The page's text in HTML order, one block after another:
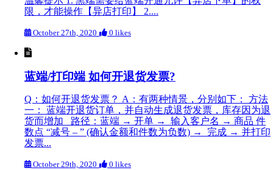
限，才能操作【异店打印】 2....
October 27th, 2020 0 likes
蓝端/打印端 如何开退货发票?
Q：如何开退货发票？ A：有两种情景，分别如下： 方法
一： 蓝端开退货订单，并自动生成退货发票，库存因为退
货而增加 路径：蓝端 → 开单 → 输入客户名 → 商品 件
数点 “减号 – ” (确认金额和件数为负数) → 完成 → 并打印
发票...
October 29th, 2020 0 likes